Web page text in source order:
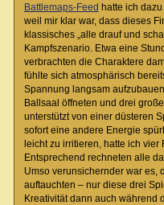
Battlemaps-Feed hatte ich
weil mir klar war, dass dieses
klassisches „alle drauf und
Kampfszenario. Etwa eine
verbrachten die Charaktere
fühlte sich atmosphärisch
Spannung langsam
Ballsaal öffneten und drei
unterstützt von einer düsteren
sofort eine andere Energie
leicht zu irritieren, hatte ich vier
Entsprechend rechneten alle
Umso verunsichernder war es,
auftauchten – nur diese drei
Kreativität dann auch während